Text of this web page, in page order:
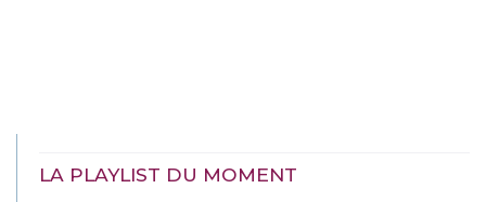
LA PLAYLIST DU MOMENT